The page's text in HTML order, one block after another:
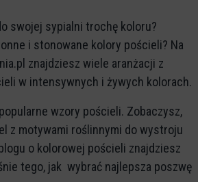
swojej sypialni trochę koloru?
i stonowane kolory pościeli? Na
znajdziesz wiele aranżacji z
w intensywnych i żywych kolorach.
wzory pościeli. Zobaczysz,
z motywami roślinnymi do wystroju
o kolorowej pościeli znajdziesz
tego, jak wybrać najlepsza poszwę